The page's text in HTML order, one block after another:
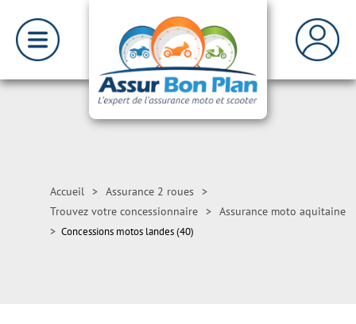
Accueil > Assurance 2 roues >
Trouvez votre concessionnaire > Assurance moto aquitaine
> Concessions motos landes (40)